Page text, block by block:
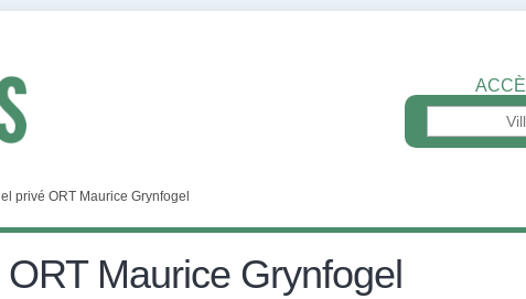
privé ORT Maurice Grynfogel
Maurice Grynfogel